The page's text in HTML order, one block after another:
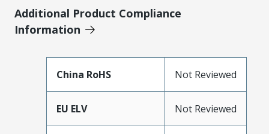
Additional Product Compliance
Information
China RoHS Not Reviewed
EU ELV Not Reviewed